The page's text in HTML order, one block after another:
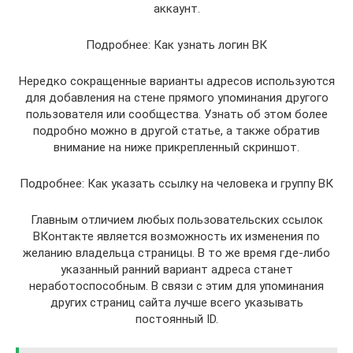
аккаунт.
Подробнее: Как узнать логин ВК
Нередко сокращенные варианты адресов используются
для добавления на стене прямого упоминания другого
пользователя или сообщества. Узнать об этом более
подробно можно в другой статье, а также обратив
внимание на ниже прикрепленный скриншот.
Подробнее: Как указать ссылку на человека и группу ВК
Главным отличием любых пользовательских ссылок
ВКонтакте является возможность их изменения по
желанию владельца страницы. В то же время где-либо
указанный ранний вариант адреса станет
неработоспособным. В связи с этим для упоминания
других страниц сайта лучше всего указывать
постоянный ID.